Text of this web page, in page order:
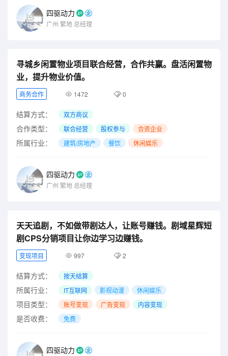
四驱动力
广州 繁地 总经理
寻城乡闲置物业项目联合经营，合作共赢。盘活闲置物
业，提升物业价值。
商务合作 1472 0
结算方式： 双方商议
合作类型： 联合经营 股权参与 合资企业
所属行业： 建筑/房地产 餐饮 休闲娱乐
四驱动力
广州 繁地 总经理
天天追剧，不如做带剧达人，让账号赚钱。剧域星辉短
剧CPS分销项目让你边学习边赚钱。
变现项目 997 2
结算方式： 按天结算
所属行业： IT互联网 影视动漫 休闲娱乐
项目类型： 账号变现 广告变现 内容变现
是否收费： 免费
四驱动力